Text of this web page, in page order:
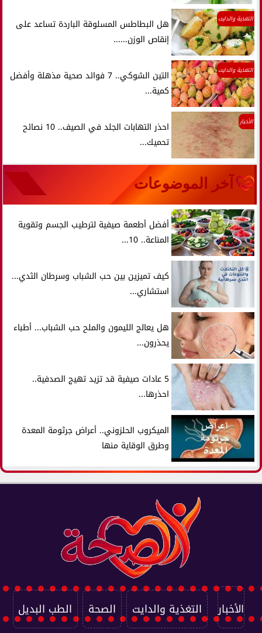
التغذية والدايت
هل البطاطس المسلوقة الباردة تساعد على
إنقاص الوزن......
التغذية والدايت
التين الشوكي.. 7 فوائد صحية مذهلة وأفضل
كمية...
الأخبار
احذر التهابات الجلد في الصيف.. 10 نصائح
تحميك...
آخر الموضوعات
أفضل أطعمة صيفية لترطيب الجسم وتقوية
المناعة.. 10...
كيف تميزين بين حب الشباب وسرطان الثدي...
استشاري...
هل يعالج الليمون والملح حب الشباب... أطباء
يحذرون...
5 عادات صيفية قد تزيد تهيج الصدفية..
احذرها...
الميكروب الحلزوني.. أعراض جرثومة المعدة
وطرق الوقاية منها
الأخبار التغذية والدايت الصحة الطب البديل